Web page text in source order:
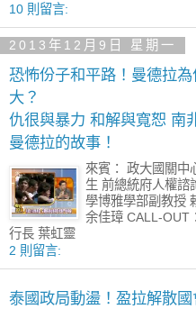
10 則留言:
2013年12月9日 星期一
恐怖份子和平路！曼德拉為
大？
仇很與暴力 和解與寬恕 南
曼德拉的故事！
來賓： 政大國關中
生 前總統府人權諮
學博雅學部副教授
余佳璋 CALL-OUT
行長 葉虹靈
2 則留言:
泰國政局動盪！盈拉解散國